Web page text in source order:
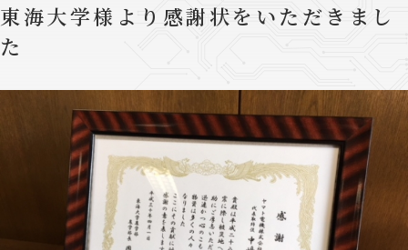
東海大学様より感謝状をいただきまし
た